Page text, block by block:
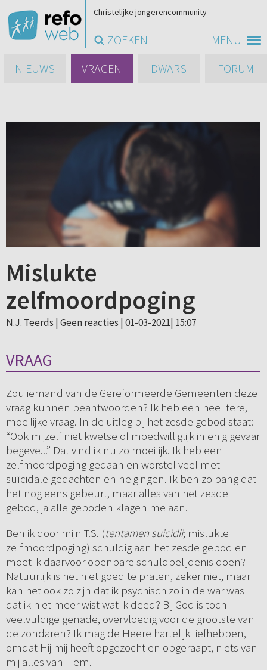
MENU
Christelijke jongerencommunity
ZOEKEN
NIEUWS
VRAGEN DWARS FORUM
Mislukte
zelfmoordpoging
N.J. Teerds | Geen reacties | 01-03-2021| 15:07
VRAAG
Zou iemand van de Gereformeerde Gemeenten deze
vraag kunnen beantwoorden? Ik heb een heel tere,
moeilijke vraag. In de uitleg bij het zesde gebod staat:
“Ook mijzelf niet kwetse of moedwilliglijk in enig gevaar
begeve...” Dat vind ik nu zo moeilijk. Ik heb een
zelfmoordpoging gedaan en worstel veel met
suïcidale gedachten en neigingen. Ik ben zo bang dat
het nog eens gebeurt, maar alles van het zesde
gebod, ja alle geboden klagen me aan.
Ben ik door mijn T.S. (tentamen suicidii; mislukte
zelfmoordpoging) schuldig aan het zesde gebod en
moet ik daarvoor openbare schuldbelijdenis doen?
Natuurlijk is het niet goed te praten, zeker niet, maar
kan het ook zo zijn dat ik psychisch zo in de war was
dat ik niet meer wist wat ik deed? Bij God is toch
veelvuldige genade, overvloedig voor de grootste van
de zondaren? Ik mag de Heere hartelijk liefhebben,
omdat Hij mij heeft opgezocht en opgeraapt, niets van
mij alles van Hem.